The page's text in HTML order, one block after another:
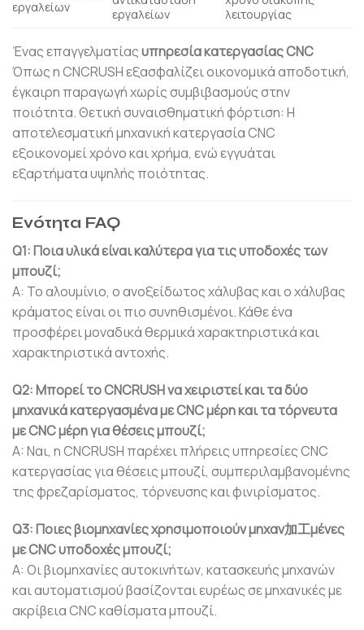
εργαλείων
εργαλείων
λειτουργίας
Ένας επαγγελματίαςυπηρεσία κατεργασίας CNC
Όπως η CNCRUSH εξασφαλίζει οικονομικά αποδοτική,
έγκαιρη παραγωγή χωρίς συμβιβασμούς στην
ποιότητα. Θετική συναισθηματική φόρτιση: Η
αποτελεσματική μηχανική κατεργασία CNC
εξοικονομεί χρόνο και χρήμα, ενώ εγγυάται
εξαρτήματα υψηλής ποιότητας.
Ενότητα FAQ
Q1: Ποια υλικά είναι καλύτερα για τις υποδοχές των
μπουζί;
Α: Το αλουμίνιο, ο ανοξείδωτος χάλυβας και ο χάλυβας
κράματος είναι οι πιο συνηθισμένοι. Κάθε ένα
προσφέρει μοναδικά θερμικά χαρακτηριστικά και
χαρακτηριστικά αντοχής.
Q2: Μπορεί το CNCRUSH να χειριστεί και τα δύο
μηχανικά κατεργασμένα με CNC μέρη και τα τόρνευτα
με CNC μέρη για θέσεις μπουζί;
A: Ναι, η CNCRUSH παρέχει πλήρεις υπηρεσίες CNC
κατεργασίας για θέσεις μπουζί, συμπεριλαμβανομένης
της φρεζαρίσματος, τόρνευσης και φινιρίσματος.
Q3: Ποιες βιομηχανίες χρησιμοποιούν μηχαν加工μένες
με CNC υποδοχές μπουζί;
Α: Οι βιομηχανίες αυτοκινήτων, κατασκευής μηχανών
και αυτοματισμού βασίζονται ευρέως σε μηχανικές με
ακρίβεια CNC καθίσματα μπουζί.